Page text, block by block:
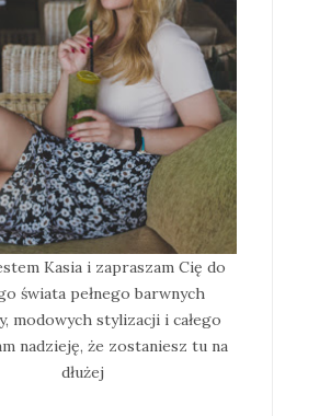
Kasia i zapraszam Cię do
świata pełnego barwnych
modowych stylizacji i całego
nadzieję, że zostaniesz tu na
dłużej